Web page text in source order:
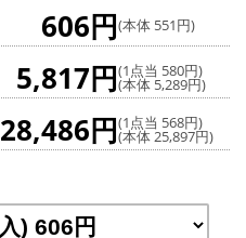
606円(本体 551円)
5,817円(1点当 580円)
(本体 5,289円)
28,486円(1点当 568円)
(本体 25,897円)